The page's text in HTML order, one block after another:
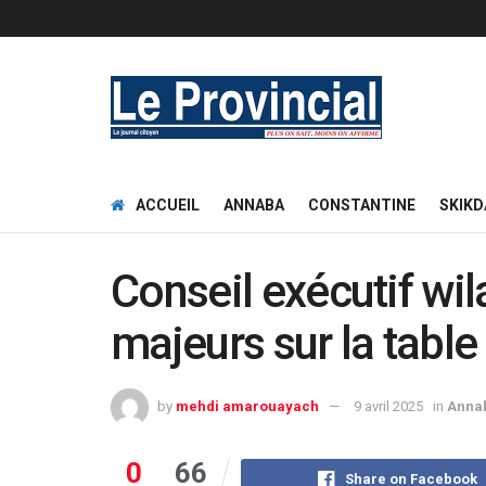
ACCUEIL ANNABA CONSTANTINE
Conseil exécutif
majeurs sur la table
by mehdi amarouayach 9 avril 2025 in
0 66 Share on Facebook